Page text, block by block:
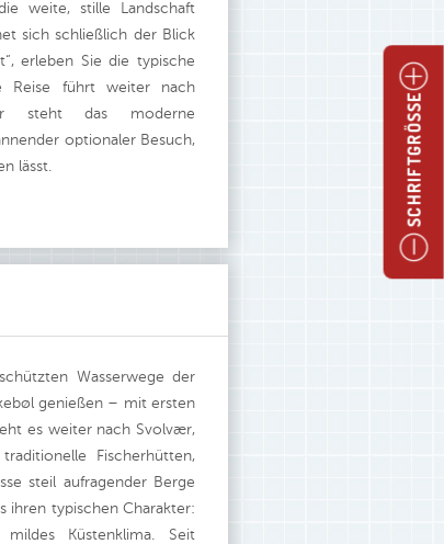
weite, stille Landschaft
sich schließlich der Blick
erleben Sie die typische
Reise führt weiter nach
steht das moderne
optionaler Besuch,
lässt.
Wasserwege der
genießen – mit ersten
es weiter nach Svolvær,
Fischerhütten,
steil aufragender Berge
ihren typischen Charakter:
Küstenklima. Seit
SCHRIFTGRÖSSE